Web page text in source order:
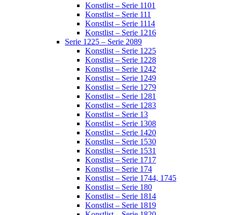
Konstlist – Serie 1101
Konstlist – Serie 111
Konstlist – Serie 1114
Konstlist – Serie 1216
Serie 1225 – Serie 2089
Konstlist – Serie 1225
Konstlist – Serie 1228
Konstlist – Serie 1242
Konstlist – Serie 1249
Konstlist – Serie 1279
Konstlist – Serie 1281
Konstlist – Serie 1283
Konstlist – Serie 13
Konstlist – Serie 1308
Konstlist – Serie 1420
Konstlist – Serie 1530
Konstlist – Serie 1531
Konstlist – Serie 1717
Konstlist – Serie 174
Konstlist – Serie 1744, 1745
Konstlist – Serie 180
Konstlist – Serie 1814
Konstlist – Serie 1819